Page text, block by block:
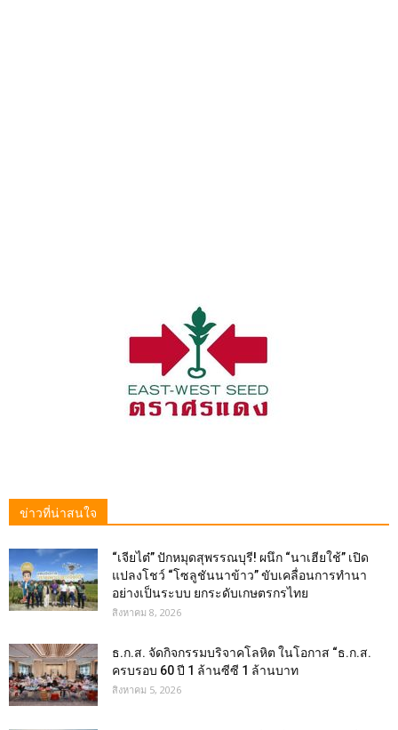
ข่าวที่น่าสนใจ
“เจียไต๋” ปักหมุดสุพรรณบุรี! ผนึก “นาเฮียใช้” เปิด
แปลงโชว์ “โซลูชันนาข้าว” ขับเคลื่อนการทำนา
อย่างเป็นระบบ ยกระดับเกษตรกรไทย
สิงหาคม 8, 2026
ธ.ก.ส. จัดกิจกรรมบริจาคโลหิต ในโอกาส “ธ.ก.ส.
ครบรอบ 60 ปี 1 ล้านซีซี 1 ล้านบาท
สิงหาคม 5, 2026